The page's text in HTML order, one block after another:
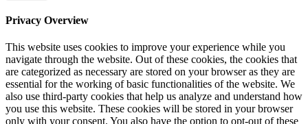
Privacy Overview
This website uses cookies to improve your experience while you
navigate through the website. Out of these cookies, the cookies that
are categorized as necessary are stored on your browser as they are
essential for the working of basic functionalities of the website. We
also use third-party cookies that help us analyze and understand how
you use this website. These cookies will be stored in your browser
only with your consent. You also have the option to opt-out of these